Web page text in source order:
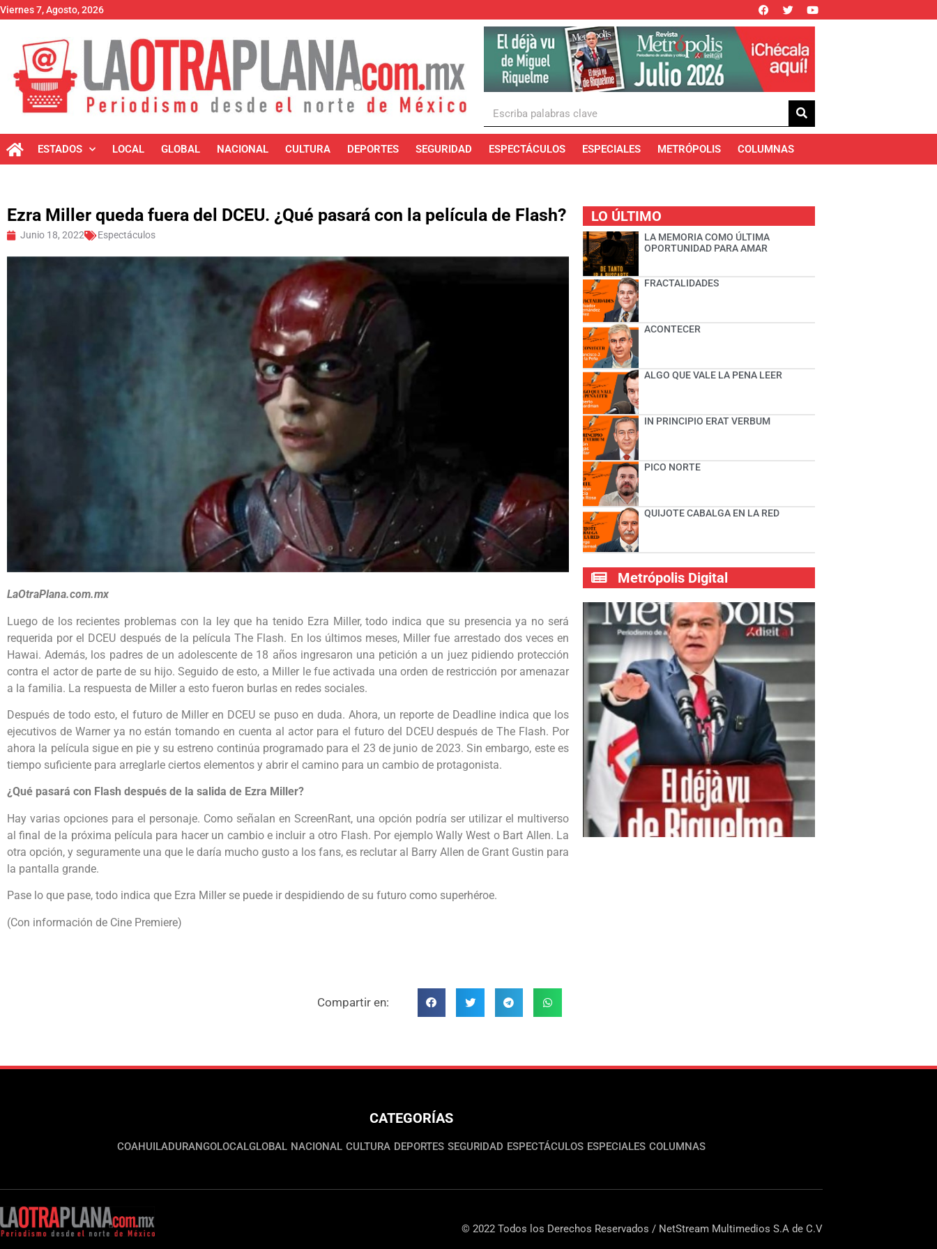
Viernes 7, Agosto, 2026
ESTADOS LOCAL GLOBAL NACIONAL CULTURA DEPORTES SEGURIDAD ESPECTÁCULOS ESPECIALES METRÓPOLIS COLUMNAS
Ezra Miller queda fuera del DCEU. ¿Qué pasará con la película de Flash?
Junio 18, 2022 Espectáculos
LaOtraPlana.com.mx
Luego de los recientes problemas con la ley que ha tenido Ezra Miller, todo indica que su presencia ya no será
requerida por el DCEU después de la película The Flash. En los últimos meses, Miller fue arrestado dos veces en
Hawai. Además, los padres de un adolescente de 18 años ingresaron una petición a un juez pidiendo protección
contra el actor de parte de su hijo. Seguido de esto, a Miller le fue activada una orden de restricción por amenazar
a la familia. La respuesta de Miller a esto fueron burlas en redes sociales.
Después de todo esto, el futuro de Miller en DCEU se puso en duda. Ahora, un reporte de Deadline indica que los
ejecutivos de Warner ya no están tomando en cuenta al actor para el futuro del DCEU después de The Flash. Por
ahora la película sigue en pie y su estreno continúa programado para el 23 de junio de 2023. Sin embargo, este es
tiempo suficiente para arreglarle ciertos elementos y abrir el camino para un cambio de protagonista.
¿Qué pasará con Flash después de la salida de Ezra Miller?
Hay varias opciones para el personaje. Como señalan en ScreenRant, una opción podría ser utilizar el multiverso
al final de la próxima película para hacer un cambio e incluir a otro Flash. Por ejemplo Wally West o Bart Allen. La
otra opción, y seguramente una que le daría mucho gusto a los fans, es reclutar al Barry Allen de Grant Gustin para
la pantalla grande.
Pase lo que pase, todo indica que Ezra Miller se puede ir despidiendo de su futuro como superhéroe.
(Con información de Cine Premiere)
Compartir en:
LO ÚLTIMO
LA MEMORIA COMO ÚLTIMA
OPORTUNIDAD PARA AMAR
FRACTALIDADES
ACONTECER
ALGO QUE VALE LA PENA LEER
IN PRINCIPIO ERAT VERBUM
PICO NORTE
QUIJOTE CABALGA EN LA RED
Metrópolis Digital
CATEGORÍAS
COAHUILADURANGOLOCALGLOBAL NACIONAL CULTURA DEPORTES SEGURIDAD ESPECTÁCULOS ESPECIALES COLUMNAS
© 2022 Todos los Derechos Reservados / NetStream Multimedios S.A de C.V